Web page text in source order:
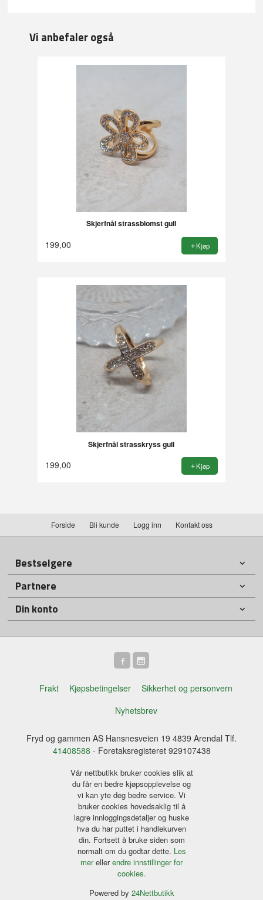
Vi anbefaler også
Skjerfnål strassblomst gull
199,00 Kjøp
Skjerfnål strasskryss gull
199,00 Kjøp
Forside Bli kunde Logg inn Kontakt oss
Bestselgere
Partnere
Din konto
Frakt Kjøpsbetingelser
Sikkerhet og personvern
Nyhetsbrev
Fryd og gammen AS Hansnesveien 19 4839 Arendal Tlf.
41408588 - Foretaksregisteret 929107438
Vår nettbutikk bruker cookies slik at
du får en bedre kjøpsopplevelse og
vi kan yte deg bedre service. Vi
bruker cookies hovedsaklig til å
lagre innloggingsdetaljer og huske
hva du har puttet i handlekurven
din. Fortsett å bruke siden som
normalt om du godtar dette. Les
merellerendre innstillinger for
cookies.
Powered by 24Nettbutikk